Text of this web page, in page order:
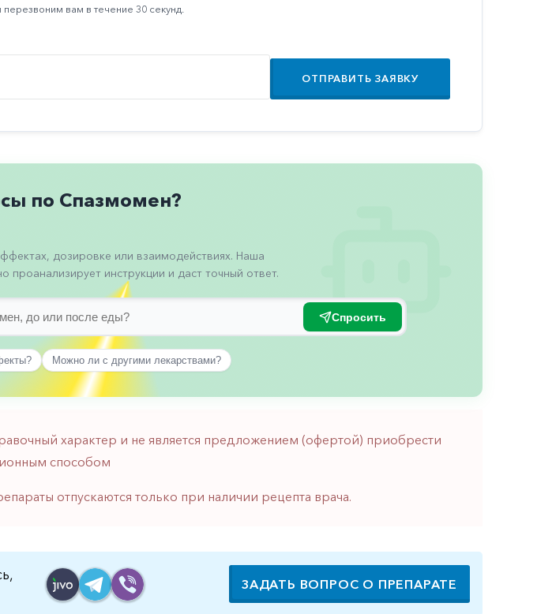
вам в течение 30 секунд.
ОТПРАВИТЬ ЗАЯВКУ
по Спазмомен?
дозировке или взаимодействиях. Наша
проанализирует инструкции и даст точный ответ.
Спросить
Можно ли с другими лекарствами?
характер и не является предложением (офертой) приобрести
способом
отпускаются только при наличии рецепта врача.
ЗАДАТЬ ВОПРОС О ПРЕПАРАТЕ